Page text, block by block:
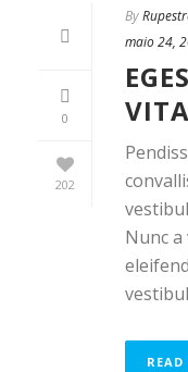
0
202
By
maio 24,
Nunc
READ